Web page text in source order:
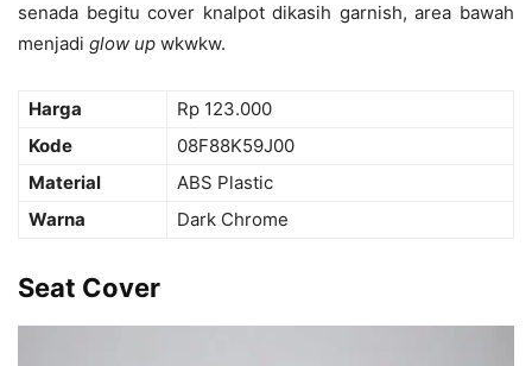
senada begitu cover knalpot dikasih garnish, area bawah
menjadi glow up wkwkw.
Harga
Rp 123.000
Kode
08F88K59J00
Material
ABS Plastic
Warna
Dark Chrome
Seat Cover